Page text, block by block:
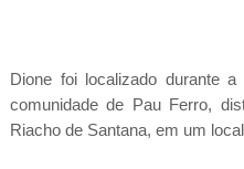
Dione foi localizado durante
comunidade de Pau Ferro,
Riacho de Santana, em um